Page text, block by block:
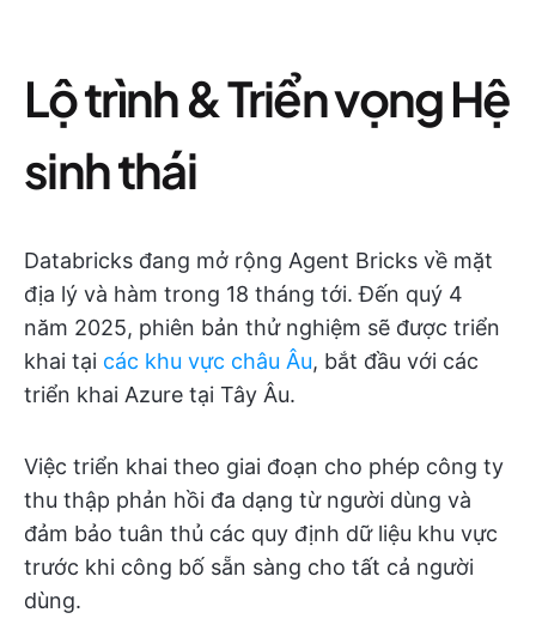
Lộ trình & Triển vọng Hệ
sinh thái
Databricks đang mở rộng Agent Bricks về mặt
địa lý và hàm trong 18 tháng tới. Đến quý 4
năm 2025, phiên bản thử nghiệm sẽ được triển
khai tại các khu vực châu Âu, bắt đầu với các
triển khai Azure tại Tây Âu.
Việc triển khai theo giai đoạn cho phép công ty
thu thập phản hồi đa dạng từ người dùng và
đảm bảo tuân thủ các quy định dữ liệu khu vực
trước khi công bố sẵn sàng cho tất cả người
dùng.